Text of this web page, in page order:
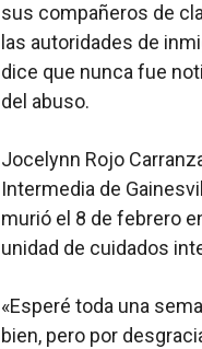
sus compañeros de
las autoridades de
dice que nunca fue
del abuso.
Jocelynn Rojo
Intermedia de
murió el 8 de febrero
unidad de cuidados
«Esperé toda una
bien, pero por